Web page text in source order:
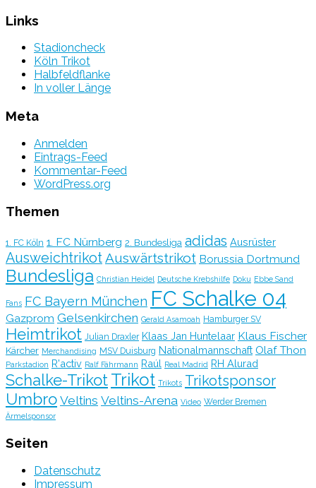
Links
Stadioncheck
Köln Trikot
Halbfeldflanke
In voller Länge
Meta
Anmelden
Eintrags-Feed
Kommentar-Feed
WordPress.org
Themen
1. FC Köln 1. FC Nürnberg 2. Bundesliga adidas Ausrüster
AusweichtrikotAuswärtstrikot Borussia Dortmund
Bundesliga Christian Heidel Deutsche Krebshilfe Doku Ebbe Sand
Fans FC Bayern München FC Schalke 04
Gazprom Gelsenkirchen Gerald Asamoah Hamburger SV
Heimtrikot Julian Draxler Klaas Jan Huntelaar Klaus Fischer
Kärcher Merchandising MSV Duisburg Nationalmannschaft Olaf Thon
Parkstadion R'activ Ralf Fährmann Raúl Real Madrid RH Alurad
Schalke-TrikotTrikot Trikots Trikotsponsor
Umbro Veltins Veltins-Arena Video Werder Bremen
Ärmelsponsor
Seiten
Datenschutz
Impressum